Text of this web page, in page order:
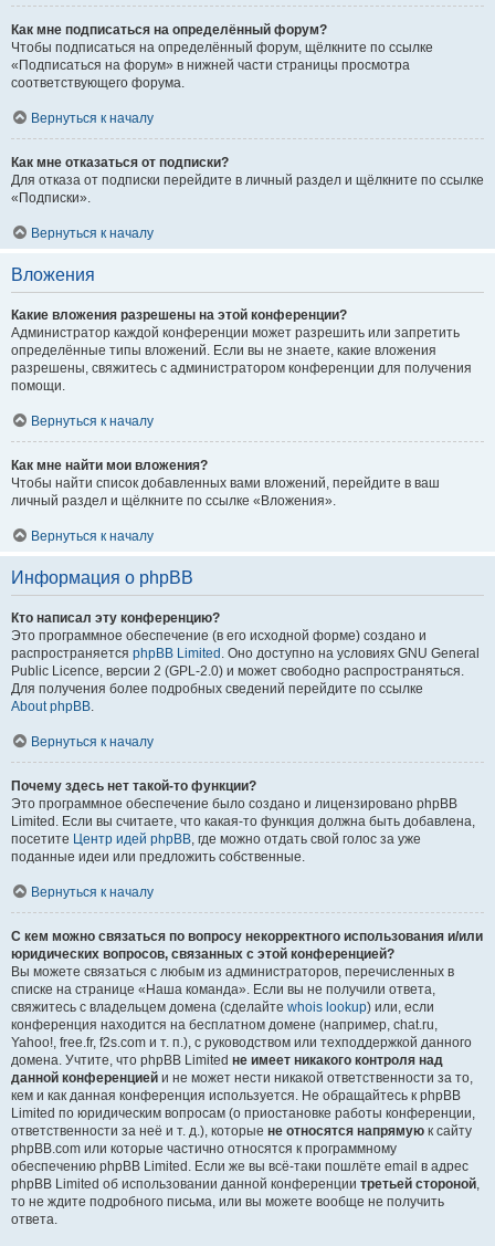
Как мне подписаться на определённый форум?
Чтобы подписаться на определённый форум, щёлкните по ссылке
«Подписаться на форум» в нижней части страницы просмотра
соответствующего форума.
Вернуться к началу
Как мне отказаться от подписки?
Для отказа от подписки перейдите в личный раздел и щёлкните по ссылке
«Подписки».
Вернуться к началу
Вложения
Какие вложения разрешены на этой конференции?
Администратор каждой конференции может разрешить или запретить
определённые типы вложений. Если вы не знаете, какие вложения
разрешены, свяжитесь с администратором конференции для получения
помощи.
Вернуться к началу
Как мне найти мои вложения?
Чтобы найти список добавленных вами вложений, перейдите в ваш
личный раздел и щёлкните по ссылке «Вложения».
Вернуться к началу
Информация о phpBB
Кто написал эту конференцию?
Это программное обеспечение (в его исходной форме) создано и
распространяется phpBB Limited . Оно доступно на условиях GNU General
Public Licence, версии 2 (GPL-2.0) и может свободно распространяться.
Для получения более подробных сведений перейдите по ссылке
About phpBB.
Вернуться к началу
Почему здесь нет такой-то функции?
Это программное обеспечение было создано и лицензировано phpBB
Limited. Если вы считаете, что какая-то функция должна быть добавлена,
посетите Центр идей phpBB, где можно отдать свой голос за уже
поданные идеи или предложить собственные.
Вернуться к началу
С кем можно связаться по вопросу некорректного использования и/или
юридических вопросов, связанных с этой конференцией?
Вы можете связаться с любым из администраторов, перечисленных в
списке на странице «Наша команда». Если вы не получили ответа,
свяжитесь с владельцем домена (сделайте whois lookup) или, если
конференция находится на бесплатном домене (например, chat.ru,
Yahoo!, free.fr, f2s.com и т. п.), с руководством или техподдержкой данного
домена. Учтите, что phpBB Limited не имеет никакого контроля над
данной конференцией и не может нести никакой ответственности за то,
кем и как данная конференция используется. Не обращайтесь к phpBB
Limited по юридическим вопросам (о приостановке работы конференции,
ответственности за неё и т. д.), которые не относятся напрямую к сайту
phpBB.com или которые частично относятся к программному
обеспечению phpBB Limited. Если же вы всё-таки пошлёте email в адрес
phpBB Limited об использовании данной конференции третьей стороной,
то не ждите подробного письма, или вы можете вообще не получить
ответа.